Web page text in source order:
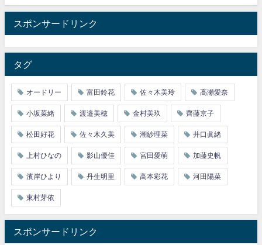
スポンサードリンク
タグ
オードリー 富田鈴花 佐々木美玲 高瀬愛奈
小坂菜緒 渡邉美穂 金村美玖 齊藤京子
松田好花 佐々木久美 潮紗理菜 井口眞緒
上村ひなの 影山優佳 宮田愛萌 加藤史帆
濱岸ひより 丹生明里 高本彩花 河田陽菜
東村芽依
スポンサードリンク